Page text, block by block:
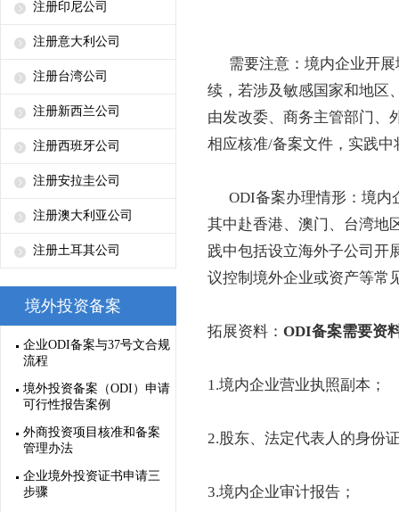
注册印尼公司
注册意大利公司
注册台湾公司
注册新西兰公司
注册西班牙公司
注册安拉圭公司
注册澳大利亚公司
注册土耳其公司
境外投资备案
企业ODI备案与37号文合规
流程
境外投资备案（ODI）申请
可行性报告案例
外商投资项目核准和备案
管理办法
企业境外投资证书申请三
步骤
需要注意：境内企业开展
续，若涉及敏感国家和地区
由发改委、商务主管部门、
相应核准/备案文件，实践
ODI备案办理情形：境内
其中赴香港、澳门、台湾地
践中包括设立海外子公司开
议控制境外企业或资产等常
拓展资料： ODI备案需要资
1.境内企业营业执照副本；
2.股东、法定代表人的身份
3.境内企业审计报告；